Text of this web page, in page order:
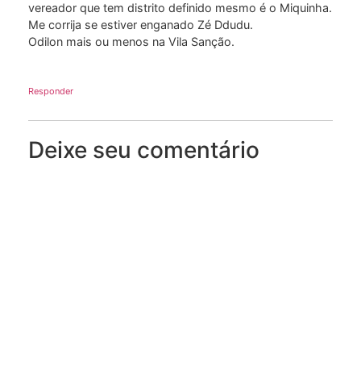
vereador que tem distrito definido mesmo é o Miquinha.
Me corrija se estiver enganado Zé Ddudu.
Odilon mais ou menos na Vila Sanção.
Responder
Deixe seu comentário